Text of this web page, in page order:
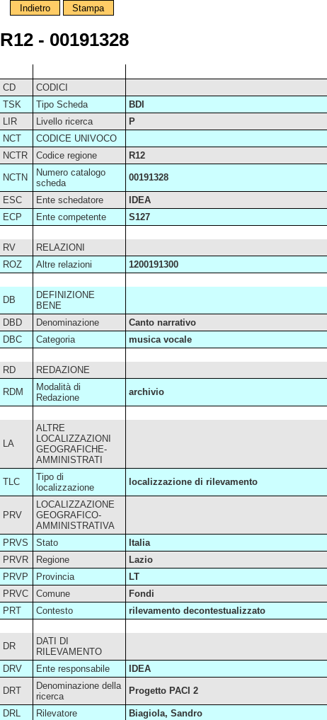
Indietro Stampa
R12 - 00191328
CD
CODICI
TSK
Tipo Scheda
BDI
LIR
Livello ricerca
P
NCT
CODICE UNIVOCO
NCTR
Codice regione R12
NCTN
Numero catalogo
scheda
00191328
ESC Ente schedatore
IDEA
ECP
Ente competente S127
RV
RELAZIONI
ROZ
Altre relazioni 1200191300
DB
DEFINIZIONE
BENE
DBD
Denominazione
Canto narrativo
DBC
Categoria musica vocale
RD REDAZIONE
RDM
Modalità di
Redazione
archivio
LA
ALTRE
LOCALIZZAZIONI
GEOGRAFICHE-
AMMINISTRATI
TLC
Tipo di
localizzazione
localizzazione di rilevamento
PRV
LOCALIZZAZIONE
GEOGRAFICO-
AMMINISTRATIVA
PRVS
Stato
Italia
PRVR
Regione
Lazio
PRVP
Provincia
LT
PRVC
Comune
Fondi
PRT
Contesto rilevamento decontestualizzato
DR
DATI DI
RILEVAMENTO
DRV
Ente responsabile IDEA
DRT
Denominazione della
ricerca
Progetto PACI 2
DRL Rilevatore
Biagiola, Sandro